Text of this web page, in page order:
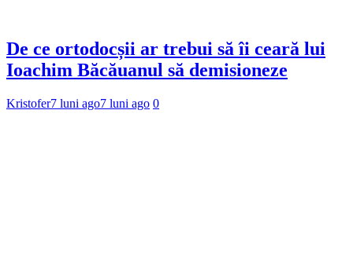
De ce ortodocșii ar trebui să îi ceară lui
Ioachim Băcăuanul să demisioneze
Kristofer7 luni ago7 luni ago 0